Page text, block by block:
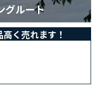
グルート
く売れます！